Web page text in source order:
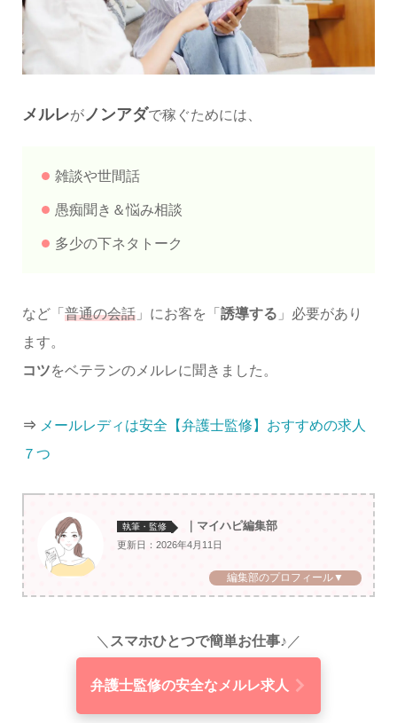
メルレがノンアダで稼ぐためには、
雑談や世間話
愚痴聞き＆悩み相談
多少の下ネタトーク
など「 普通の会話」にお客を「 誘導する 」必要があり
ます。
コツをベテランのメルレに聞きました。
⇒ メールレディは安全【弁護士監修】おすすめの求人
７つ
執筆・監修 ｜マイハピ編集部
更新日：2026年4月11日
編集部のプロフィール▼
＼ スマホひとつで簡単お仕事♪ ／
弁護士監修の安全なメルレ求人